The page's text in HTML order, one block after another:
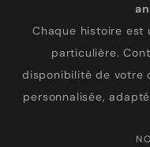
Chaque histoire est
particulière.
disponibilité de votre
personnalisée,